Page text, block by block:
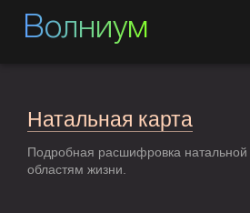
Волниум
Натальная карта
Подробная расшифровка
областям жизни.